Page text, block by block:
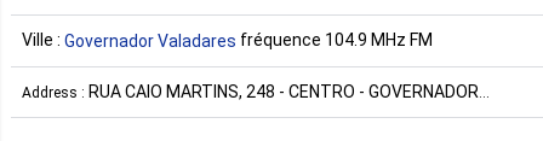
Ville : Governador Valadares fréquence 104.9 MHz FM
Address : RUA CAIO MARTINS, 248 - CENTRO - GOVERNADOR
VALADARES/MG Brésil